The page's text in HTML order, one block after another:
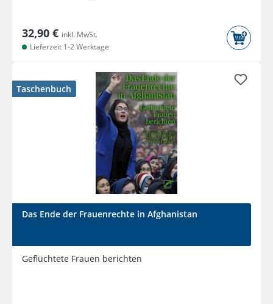
32,90 € inkl. MwSt.
Lieferzeit 1-2 Werktage
Taschenbuch
Das Ende der Frauenrechte in Afghanistan
Geflüchtete Frauen berichten